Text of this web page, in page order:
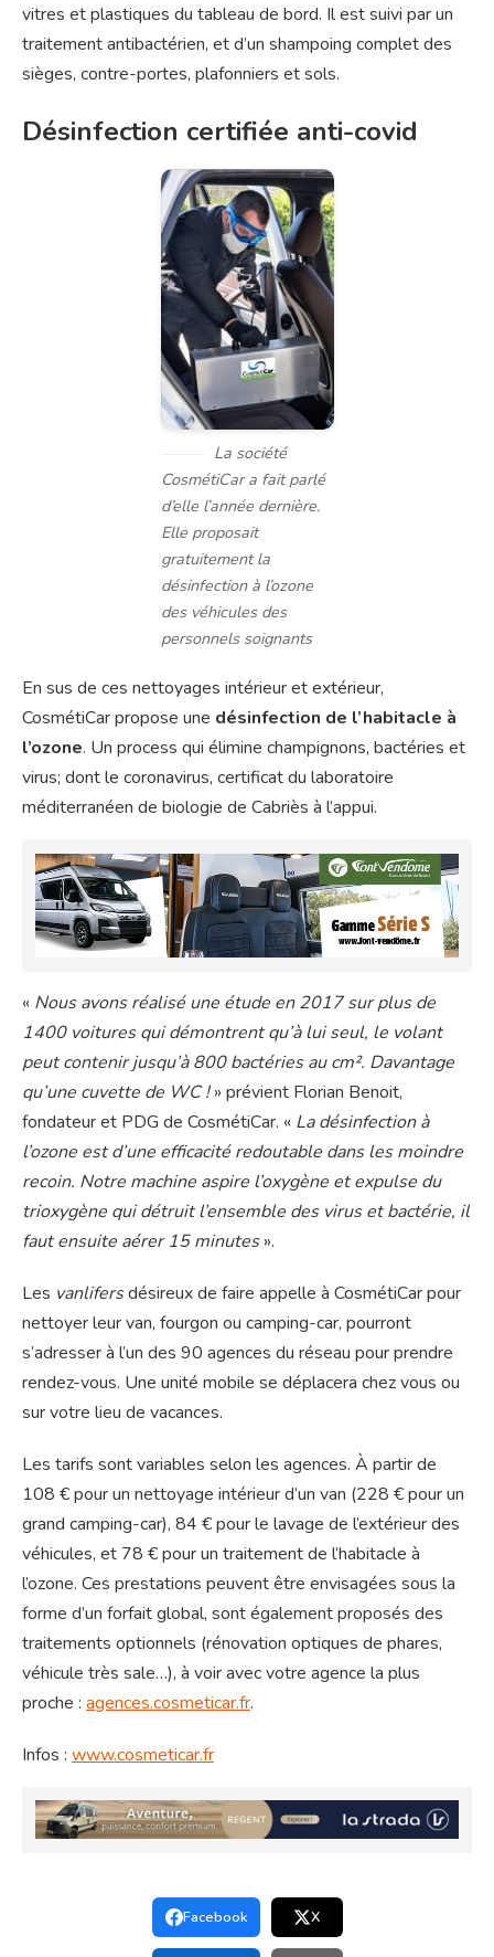
vitres et plastiques du tableau de bord. Il est suivi par un
traitement antibactérien, et d’un shampoing complet des
sièges, contre-portes, plafonniers et sols.
Désinfection certifiée anti-covid
La société
CosmétiCar a fait parlé
d’elle l’année dernière.
Elle proposait
gratuitement la
désinfection à l’ozone
des véhicules des
personnels soignants
En sus de ces nettoyages intérieur et extérieur,
CosmétiCar propose une désinfection de l’habitacle à
l’ozone. Un process qui élimine champignons, bactéries et
virus; dont le coronavirus, certificat du laboratoire
méditerranéen de biologie de Cabriès à l’appui.
« Nous avons réalisé une étude en 2017 sur plus de
1400 voitures qui démontrent qu’à lui seul, le volant
peut contenir jusqu’à 800 bactéries au cm². Davantage
qu’une cuvette de WC !» prévient Florian Benoit,
fondateur et PDG de CosmétiCar. « La désinfection à
l’ozone est d’une efficacité redoutable dans les moindre
recoin. Notre machine aspire l’oxygène et expulse du
trioxygène qui détruit l’ensemble des virus et bactérie, il
faut ensuite aérer 15 minutes».
Les vanlifersdésireux de faire appelle à CosmétiCar pour
nettoyer leur van, fourgon ou camping-car, pourront
s’adresser à l’un des 90 agences du réseau pour prendre
rendez-vous. Une unité mobile se déplacera chez vous ou
sur votre lieu de vacances.
Les tarifs sont variables selon les agences. À partir de
108 € pour un nettoyage intérieur d’un van (228 € pour un
grand camping-car), 84 € pour le lavage de l’extérieur des
véhicules, et 78 € pour un traitement de l’habitacle à
l’ozone. Ces prestations peuvent être envisagées sous la
forme d’un forfait global, sont également proposés des
traitements optionnels (rénovation optiques de phares,
véhicule très sale…), à voir avec votre agence la plus
proche : agences.cosmeticar.fr.
Infos : www.cosmeticar.fr
Facebook X